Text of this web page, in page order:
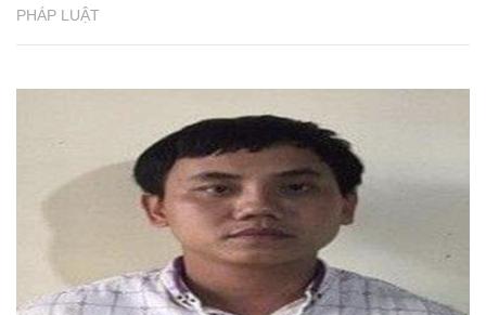
PHÁP LUẬT